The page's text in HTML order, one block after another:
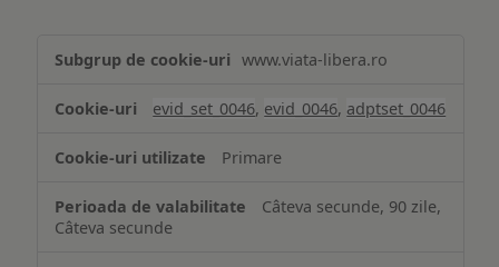
www.viata-libera.ro
evid_set_0046, evid_0046, adptset_0046
Primare
Câteva secunde, 90 zile,
Câteva secunde